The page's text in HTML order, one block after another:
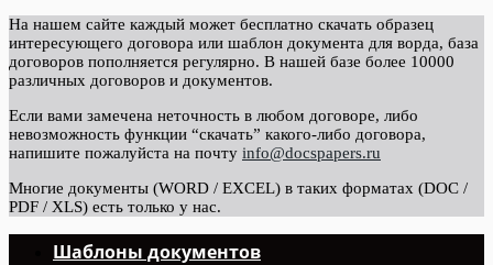
На нашем сайте каждый может бесплатно скачать образец
интересующего договора или шаблон документа для ворда, база
договоров пополняется регулярно. В нашей базе более 10000
различных договоров и документов.
Если вами замечена неточность в любом договоре, либо
невозможность функции “скачать” какого-либо договора,
напишите пожалуйста на почту info@docspapers.ru
Многие документы (WORD / EXCEL) в таких форматах (DOC /
PDF / XLS) есть только у нас.
Шаблоны документов